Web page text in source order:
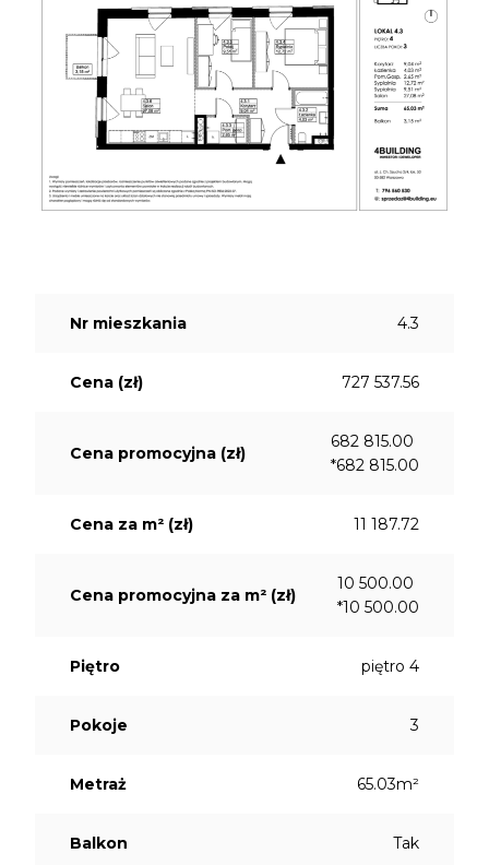
Nr mieszkania 4.3
Cena (zł) 727 537.56
Cena promocyjna (zł)
682 815.00
*682 815.00
Cena za m² (zł) 11 187.72
Cena promocyjna za m² (zł)
10 500.00
*10 500.00
Piętro piętro 4
Pokoje 3
Metraż 65.03m²
Balkon Tak